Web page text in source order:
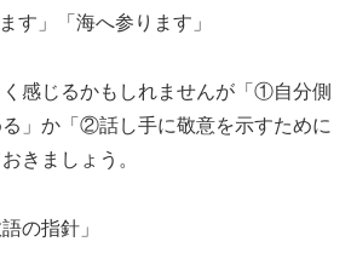
す」「海へ参ります」
く感じるかもしれませんが「①自分側
」か「②話し手に敬意を示すために
きましょう。
の指針」